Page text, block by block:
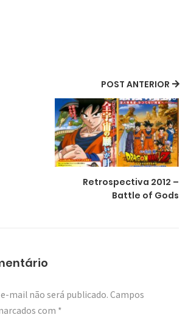
POST ANTERIOR
Retrospectiva 2012 –
Battle of Gods
mail não será publicado. Campos
com *